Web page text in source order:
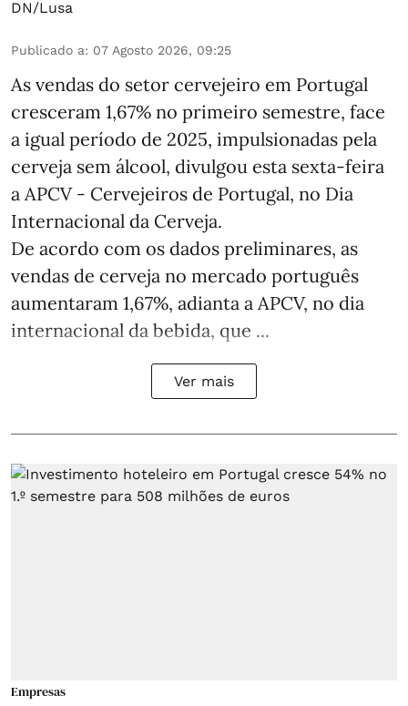
DN/Lusa
Publicado a: 07 Agosto 2026, 09:25
As vendas do setor cervejeiro em Portugal
cresceram 1,67% no primeiro semestre, face
a igual período de 2025, impulsionadas pela
cerveja sem álcool, divulgou esta sexta-feira
a APCV - Cervejeiros de Portugal, no Dia
Internacional da Cerveja.
De acordo com os dados preliminares, as
vendas de cerveja no mercado português
aumentaram 1,67%, adianta a APCV, no dia
internacional da bebida, que ...
Ver mais
Empresas